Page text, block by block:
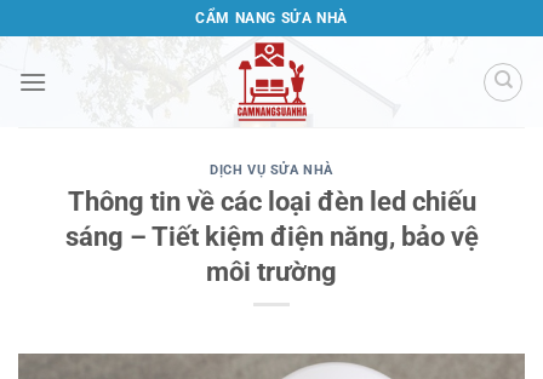
qua
nội
CẨM NANG SỬA NHÀ
DỊCH VỤ SỬA NHÀ
Thông tin về các loại đèn led chiếu
sáng – Tiết kiệm điện năng, bảo vệ
môi trường